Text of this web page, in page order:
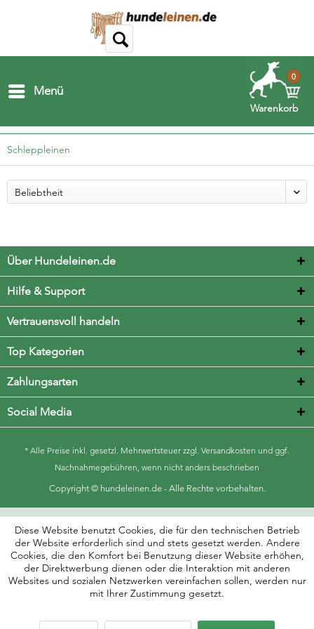
Menü
Warenkorb
0
Schleppleinen
Über Hundeleinen.de
Hilfe & Support
Vertrauensvoll handeln
Top Kategorien
Zahlungsarten
Social Media
* Alle Preise inkl. gesetzl. Mehrwertsteuer zzgl. Versandkosten und ggf.
Nachnahmegebühren, wenn nicht anders beschrieben
Copyright © hundeleinen.de - Alle Rechte vorbehalten.
Diese Website benutzt Cookies, die für den technischen Betrieb
der Website erforderlich sind und stets gesetzt werden. Andere
Cookies, die den Komfort bei Benutzung dieser Website erhöhen,
der Direktwerbung dienen oder die Interaktion mit anderen
Websites und sozialen Netzwerken vereinfachen sollen, werden nur
mit Ihrer Zustimmung gesetzt.